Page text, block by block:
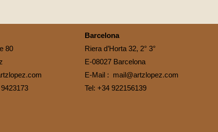
80
Barcelona
Riera d’Horta 32, 2° 3°
E-08027 Barcelona
E-Mail : mail@artzlopez.com
Tel: +34 922156139